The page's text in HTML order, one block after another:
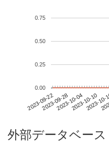
2023-09-222023-09-282023-10-042023-10-10
2023-
0.00
0.25
0.50
0.75
外部データベー